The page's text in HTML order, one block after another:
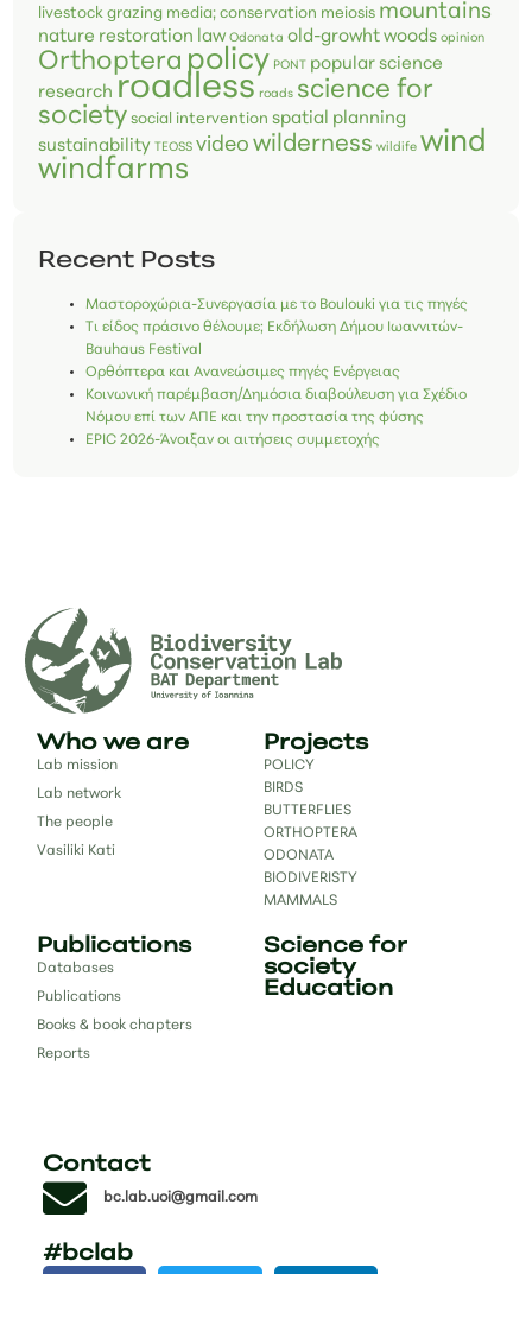
livestock grazing media; conservation meiosis mountains
nature restoration law Odonata old-growht woods opinion
Orthoptera policy PONT popular science
research roadless roads science for
society social intervention spatial planning
sustainability TEOSS video wilderness wildife wind
windfarms
Recent Posts
Μαστοροχώρια-Συνεργασία με το Boulouki για τις πηγές
Τι είδος πράσινο θέλουμε; Εκδήλωση Δήμου Ιωαννιτών-
Bauhaus Festival
Ορθόπτερα και Ανανεώσιμες πηγές Ενέργειας
Κοινωνική παρέμβαση/Δημόσια διαβούλευση για Σχέδιο
Νόμου επί των ΑΠΕ και την προστασία της φύσης
EPIC 2026-Άνοιξαν οι αιτήσεις συμμετοχής
Who we are
Lab mission
Lab network
The people
Vasiliki Kati
Projects
POLICY
BIRDS
BUTTERFLIES
ORTHOPTERA
ODONATA
BIODIVERISTY
MAMMALS
Publications
Databases
Publications
Books & book chapters
Reports
Science for
society
Education
Contact
bc.lab.uoi@gmail.com
#bclab